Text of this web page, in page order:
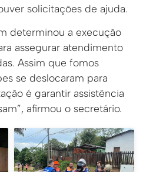
solicitações de ajuda.
determinou a execução
assegurar atendimento
Assim que fomos
se deslocaram para
é garantir assistência
afirmou o secretário.